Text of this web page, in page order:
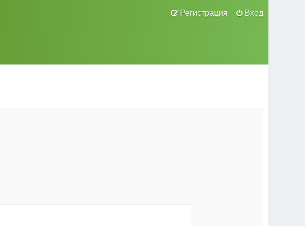
Вход
Регистрация